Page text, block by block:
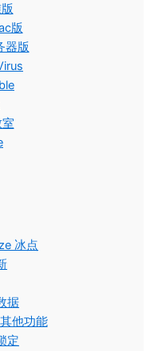
版
器版
冰点
据
他功能
定